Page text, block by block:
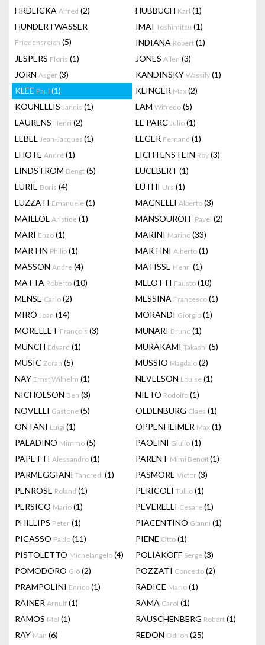
HRDLICKA Alfred (2) HUBBUCH Karl (1)
HUNDERTWASSER
Friedensreich (5)
IMAI Toshimitsu (1)
INDIANA Robert (1)
JESPERS Floris (1) JONES Allen (3)
JORN Asger (3) KANDINSKY Wassily (1)
KLEE Paul (1) KLINGER Max (2)
KOUNELLIS Jannis (1) LAM Wifredo (5)
LAURENS Henri (2) LE PARC Julio (1)
LEBEL Jean-Jacques (1) LEGER Fernand (1)
LHOTE André (1) LICHTENSTEIN Roy (3)
LINDSTROM Bengt (5) LUCEBERT (1)
LURIE Boris (4) LÜTHI Urs (1)
LUZZATI Emanuele (1) MAGNELLI Alberto (3)
MAILLOL Aristide (1) MANSOUROFF Pavel (2)
MARI Enzo (1) MARINI Marino (33)
MARTIN Philip (1) MARTINI Alberto (1)
MASSON Andre (4) MATISSE Henri (1)
MATTA Roberto (10) MELOTTI Fausto (10)
MENSE Carlo (2) MESSINA Francesco (1)
MIRÓ Joan (14) MORANDI Giorgio (1)
MORELLET François (3) MUNARI Bruno (1)
MUNCH Edvard (1) MURAKAMI Takashi (5)
MUSIC Zoran (5) MUSSIO Magdalo (2)
NAY Ernst Wilhelm (1) NEVELSON Louise (1)
NICHOLSON Ben (3) NIETO Rodolfo (1)
NOVELLI Gastone (5) OLDENBURG Claes (1)
ONTANI Luigi (1) OPPENHEIMER Max (1)
PALADINO Mimmo (5) PAOLINI Giulio (1)
PAPETTI Alessandro (1) PARENT Mimi Benoît(1)
PARMEGGIANI Tancredi (1) PASMORE Victor (3)
PENROSE Roland (1) PERICOLI Tullio (1)
PERSICO Mario (1) PEVERELLI Cesare (1)
PHILLIPS Peter (1) PIACENTINO Gianni (1)
PICASSO Pablo (11) PIENE Otto (1)
PISTOLETTO Michelangelo (4) POLIAKOFF Serge (3)
POMODORO Giò (2) POZZATI Concetto (2)
PRAMPOLINI Enrico (1) RADICE Mario (1)
RAINER Arnulf (1) RAMA Carol (1)
RAMOS Mel (1) RAUSCHENBERG Robert (1)
RAY Man (6) REDON Odilon (25)